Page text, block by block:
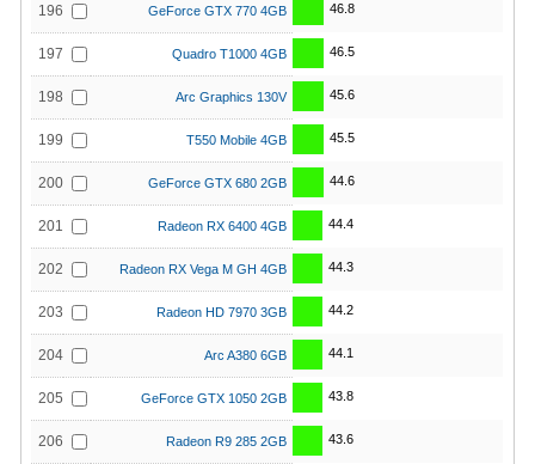
196 GeForce GTX 770 4GB 46.8
197 Quadro T1000 4GB 46.5
198 Arc Graphics 130V 45.6
199 T550 Mobile 4GB 45.5
200 GeForce GTX 680 2GB 44.6
201 Radeon RX 6400 4GB 44.4
202 Radeon RX Vega M GH 4GB 44.3
203 Radeon HD 7970 3GB 44.2
204 Arc A380 6GB 44.1
205 GeForce GTX 1050 2GB 43.8
206 Radeon R9 285 2GB 43.6